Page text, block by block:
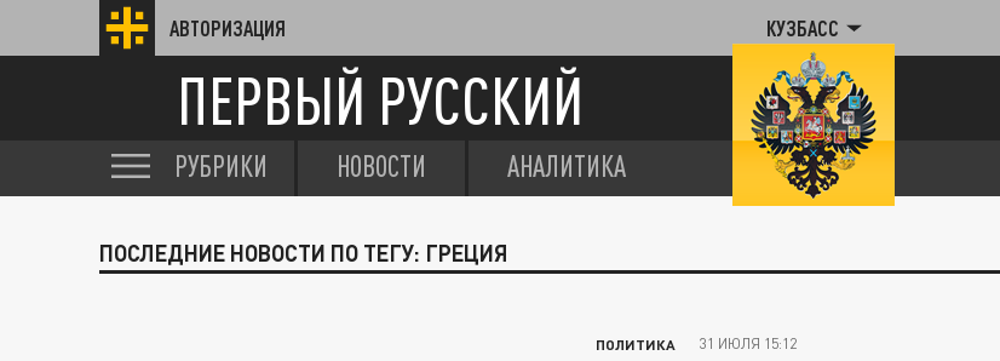
АВТОРИЗАЦИЯ КУЗБАСС
ПЕРВЫЙ РУССКИЙ
РУБРИКИ НОВОСТИ АНАЛИТИКА
ПОСЛЕДНИЕ НОВОСТИ ПО ТЕГУ: ГРЕЦИЯ
ПОЛИТИКА 31 ИЮЛЯ 15:12